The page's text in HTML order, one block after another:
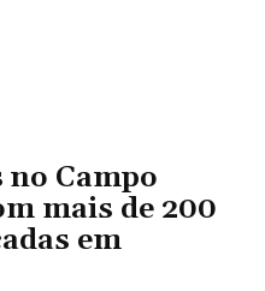
Campo
mais de 200
em